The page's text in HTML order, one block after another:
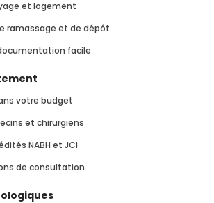
et logement
ramassage et de dépôt
facile
votre budget
et chirurgiens
NABH et JCI
de consultation